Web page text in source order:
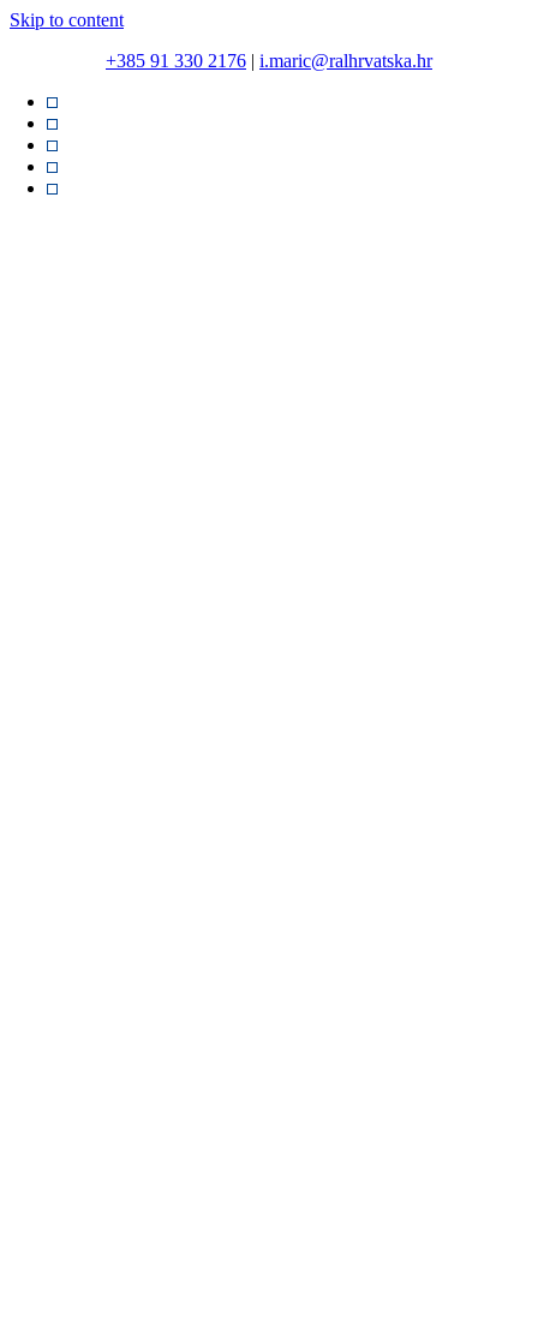
Skip to content
+385 91 330 2176 | i.maric@ralhrvatska.hr